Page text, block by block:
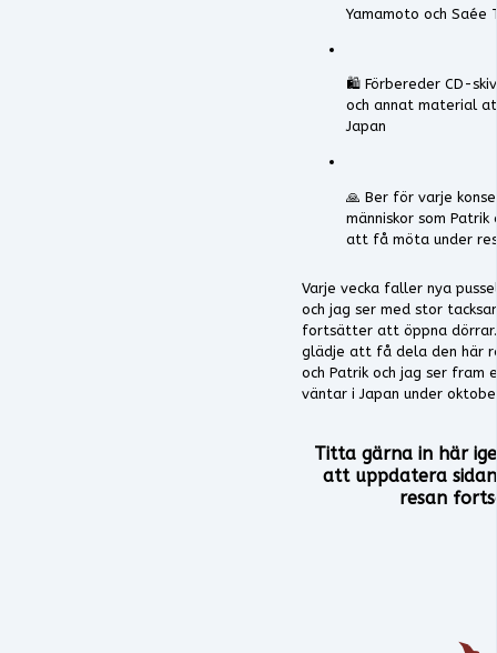
Yamamoto och Saée
🛍️ Förbereder CD-
och annat material
Japan
🙏 Ber för varje
människor som Patrik
att få möta under
Varje vecka faller nya
och jag ser med stor
fortsätter att öppna
glädje att få dela den här
och Patrik och jag ser fram
väntar i Japan under
Titta gärna in här
att uppdatera
resan